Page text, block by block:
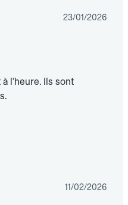
23/01/2026
l'heure. Ils sont
11/02/2026